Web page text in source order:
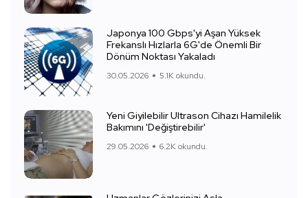
Japonya 100 Gbps'yi Aşan Yüksek
Frekanslı Hızlarla 6G'de Önemli Bir
Dönüm Noktası Yakaladı
30.05.2026 5.1K okundu.
Yeni Giyilebilir Ultrason Cihazı Hamilelik
Bakımını 'Değiştirebilir'
29.05.2026 6.2K okundu.